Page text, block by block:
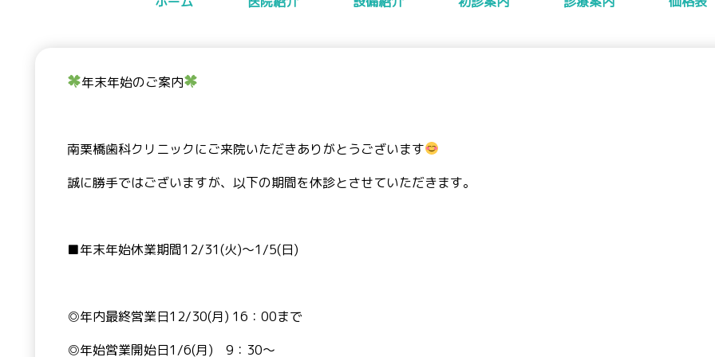
年末年始のご案内
南栗橋歯科クリニックにご来院いただきありがとうございます
誠に勝手ではございますが、以下の期間を休診とさせていただきます。
■年末年始休業期間12/31(火)～1/5(日)
◎年内最終営業日12/30(月) 16：00まで
◎年始営業開始日1/6(月) 9：30～